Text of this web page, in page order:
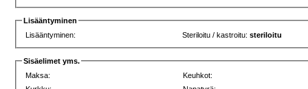
Lisääntyminen
Lisääntyminen:
Steriloitu / kastroitu:steriloitu
Sisäelimet yms.
Maksa:
Keuhkot: